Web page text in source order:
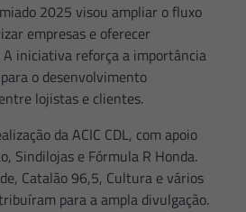
2025 visou ampliar o fluxo
empresas e oferecer
A iniciativa reforça a importância
o desenvolvimento
lojistas e clientes.
da ACIC CDL, com apoio
Sindilojas e Fórmula R Honda.
Catalão 96,5, Cultura e vários
para a ampla divulgação.